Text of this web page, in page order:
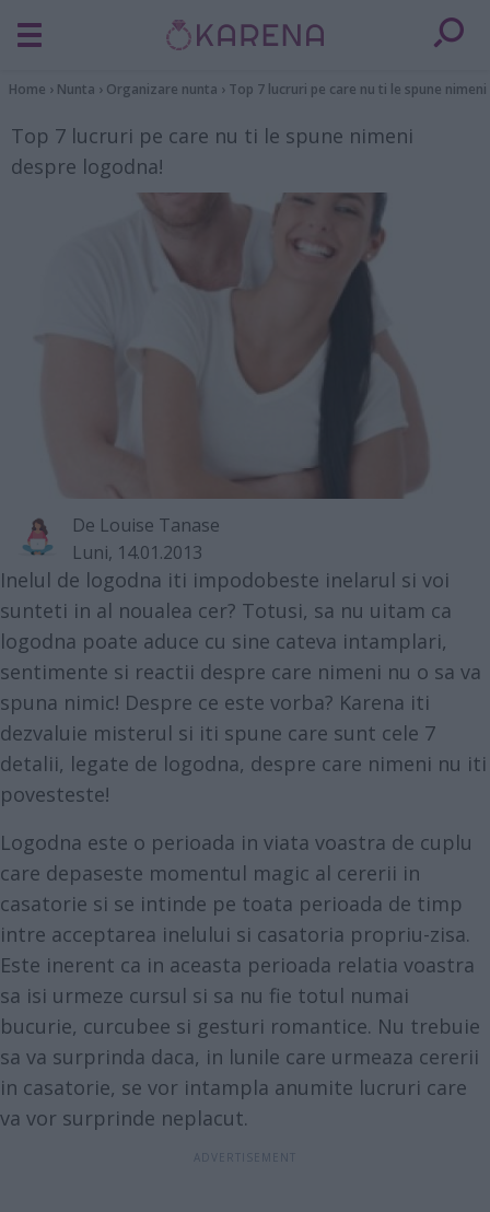
Home › Nunta › Organizare nunta › Top 7 lucruri pe care nu ti le spune
Top 7 lucruri pe care nu ti le spune nimeni
despre logodna!
De Louise Tanase
Luni, 14.01.2013
Inelul de logodna iti impodobeste inelarul si voi
sunteti in al noualea cer? Totusi, sa nu uitam ca
logodna poate aduce cu sine cateva intamplari,
sentimente si reactii despre care nimeni nu o sa va
spuna nimic! Despre ce este vorba? Karena iti
dezvaluie misterul si iti spune care sunt cele 7
detalii, legate de logodna, despre care nimeni nu iti
povesteste!
Logodna este o perioada in viata voastra de cuplu
care depaseste momentul magic al cererii in
casatorie si se intinde pe toata perioada de timp
intre acceptarea inelului si casatoria propriu-zisa.
Este inerent ca in aceasta perioada relatia voastra
sa isi urmeze cursul si sa nu fie totul numai
bucurie, curcubee si gesturi romantice. Nu trebuie
sa va surprinda daca, in lunile care urmeaza cererii
in casatorie, se vor intampla anumite lucruri care
va vor surprinde neplacut.